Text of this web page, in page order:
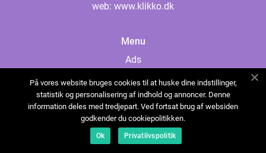
web: www.klikko.dk
Menu
Ads
Cookies
Contact
Sitemap
På vores website bruges cookies til at huske dine indstillinger,
statistik og personalisering af indhold og annoncer. Denne
information deles med tredjepart. Ved fortsat brug af websiden
godkender du cookiepolitikken.
Ok Privatlivspolitik